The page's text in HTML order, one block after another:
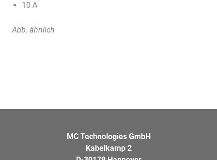
10 A
Abb. ähnlich
MC Technologies GmbH
Kabelkamp 2